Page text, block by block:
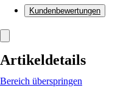
Kundenbewertungen
Artikeldetails
Bereich überspringen